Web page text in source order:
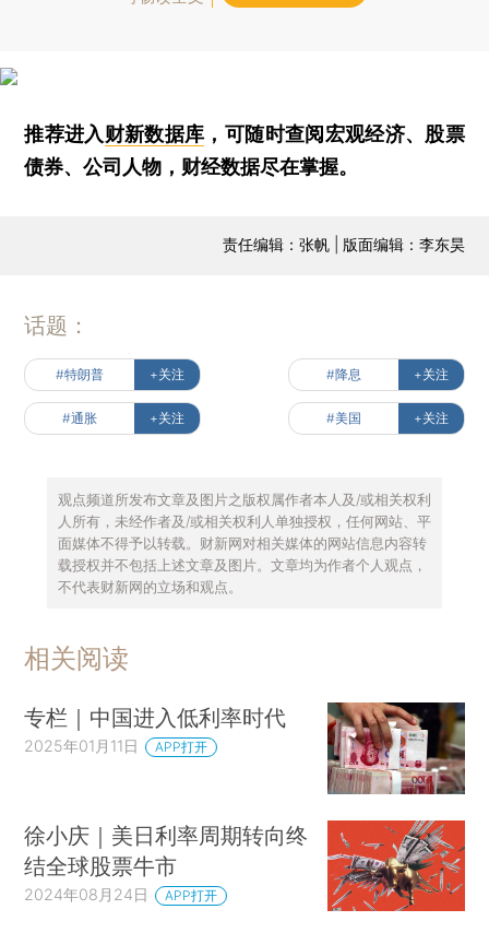
推荐进入财新数据库 ，可随时查阅宏观经济、股票
债券、公司人物，财经数据尽在掌握。
责任编辑：张帆 | 版面编辑：李东昊
话题：
#特朗普 +关注 #降息 +关注
#通胀 +关注 #美国 +关注
观点频道所发布文章及图片之版权属作者本人及/或相关权利
人所有，未经作者及/或相关权利人单独授权，任何网站、平
面媒体不得予以转载。财新网对相关媒体的网站信息内容转
载授权并不包括上述文章及图片。文章均为作者个人观点，
不代表财新网的立场和观点。
相关阅读
专栏｜中国进入低利率时代
2025年01月11日 APP打开
徐小庆｜美日利率周期转向终
结全球股票牛市
2024年08月24日 APP打开